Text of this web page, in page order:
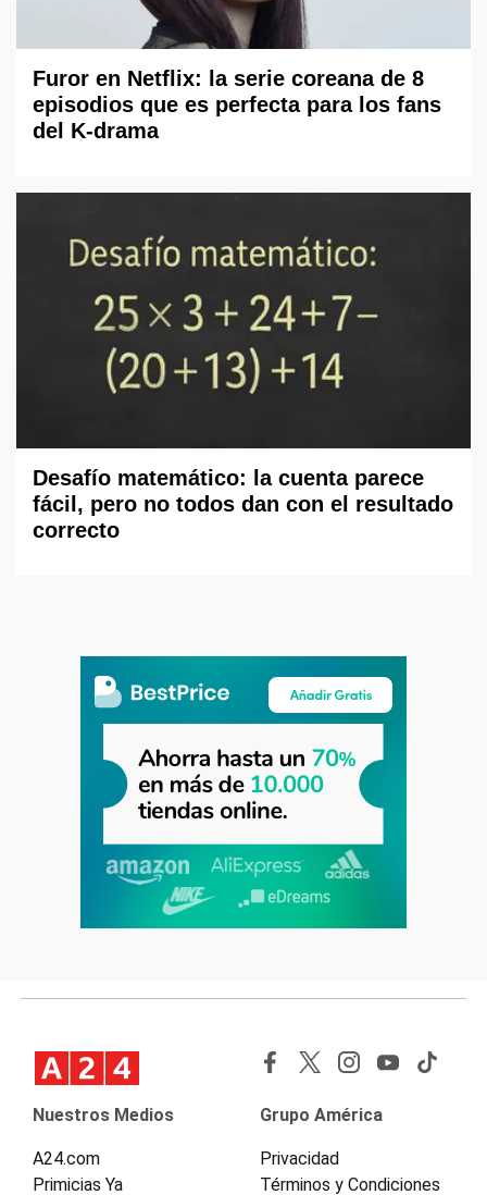
Furor en Netflix: la serie coreana de 8
episodios que es perfecta para los fans
del K-drama
Desafío matemático: la cuenta parece
fácil, pero no todos dan con el resultado
correcto
Nuestros Medios
A24.com
Primicias Ya
Grupo América
Privacidad
Términos y Condiciones